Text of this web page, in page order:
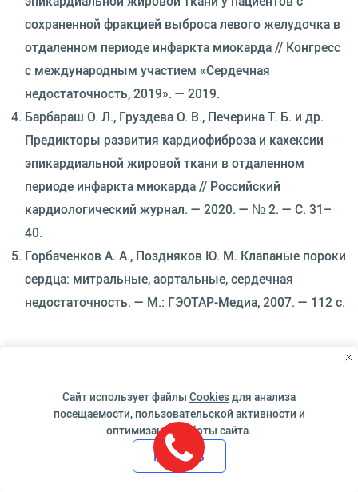
сохраненной фракцией выброса левого желудочка в
отдаленном периоде инфаркта миокарда // Конгресс
с международным участием «Сердечная
недостаточность, 2019». — 2019.
Барбараш О. Л., Груздева О. В., Печерина Т. Б. и др.
Предикторы развития кардиофиброза и кахексии
эпикардиальной жировой ткани в отдаленном
периоде инфаркта миокарда // Российский
кардиологический журнал. — 2020. — № 2. — С. 31–
40.
Горбаченков А. А., Поздняков Ю. М. Клапаные пороки
сердца: митральные, аортальные, сердечная
недостаточность. — М.: ГЭОТАР-Медиа, 2007. — 112 с.
Сайт использует файлы Cookiesдля анализа
посещаемости, пользовательской активности и
оптимизации работы сайта.
Принять